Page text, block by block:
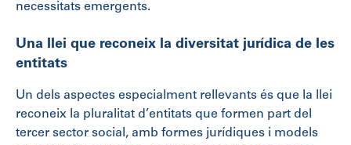
necessitats emergents.
Una llei que reconeix la diversitat jurídica de les
entitats
Un dels aspectes especialment rellevants és que la llei
reconeix la pluralitat d’entitats que formen part del
tercer sector social, amb formes jurídiques i models